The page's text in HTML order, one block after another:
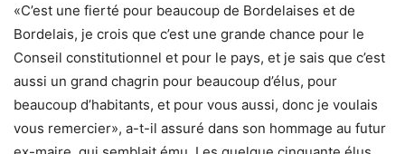
«C’est une fierté pour beaucoup de Bordelaises et de
Bordelais, je crois que c’est une grande chance pour le
Conseil constitutionnel et pour le pays, et je sais que c’est
aussi un grand chagrin pour beaucoup d’élus, pour
beaucoup d’habitants, et pour vous aussi, donc je voulais
vous remercier», a-t-il assuré dans son hommage au futur